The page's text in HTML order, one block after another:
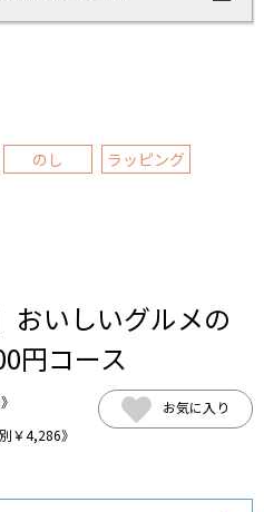
のし
ラッピング
おいしいグルメの
円コース
》
￥4,286》
お気に入り